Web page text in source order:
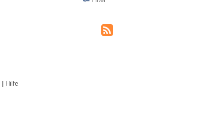
| Hilfe